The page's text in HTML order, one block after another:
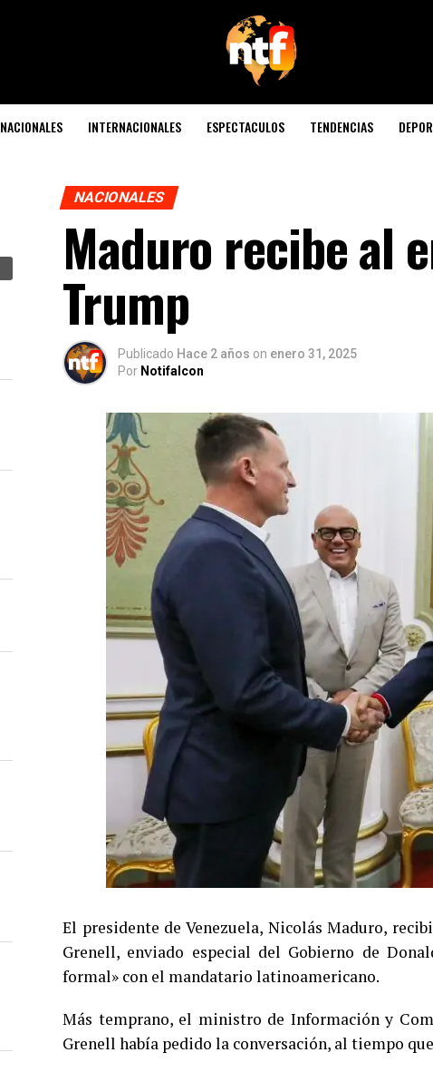
NACIONALES INTERNACIONALES ESPECTACULOS TENDENCIAS
NACIONALES
Maduro recibe al
Trump
Publicado Hace 2 años on enero 31, 2025
Por Notifalcon
El presidente de Venezuela, Nicolás Maduro,
Grenell, enviado especial del Gobierno de
formal» con el mandatario latinoamericano.
Más temprano, el ministro de Información y
Grenell había pedido la conversación, al tiempo